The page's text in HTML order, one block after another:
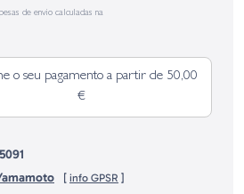
de envio calculadas na
o seu pagamento a partir de 50,00
€
[ info GPSR ]